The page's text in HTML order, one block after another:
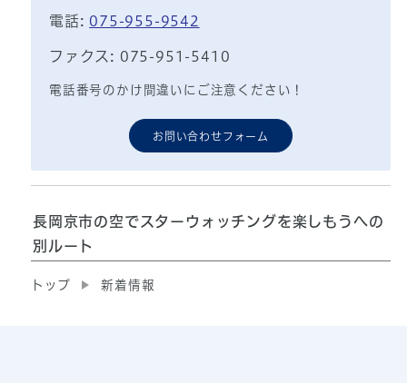
電話: 075-955-9542
ファクス: 075-951-5410
電話番号のかけ間違いにご注意ください！
お問い合わせフォーム
長岡京市の空でスターウォッチングを楽しもうへの
別ルート
トップ 新着情報